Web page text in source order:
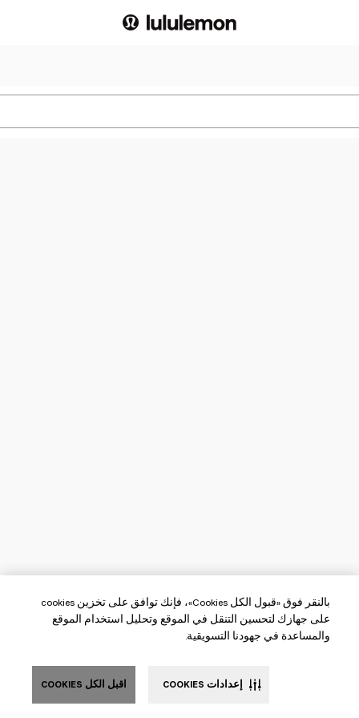
بالنقر فوق «قبول الكل Cookies»، فإنك توافق على تخزين cookies
على جهازك لتحسين التنقل في الموقع وتحليل استخدام الموقع
والمساعدة في جهودنا التسويقية.
اقبل الكل COOKIES إعدادات COOKIES